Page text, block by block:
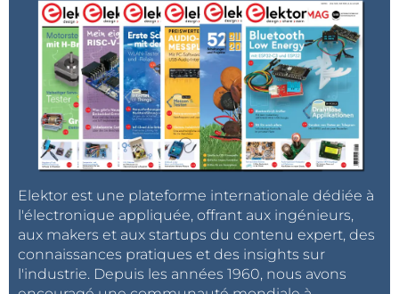
Elektor est une plateforme internationale dédiée à
l'électronique appliquée, offrant aux ingénieurs,
aux makers et aux startups du contenu expert, des
connaissances pratiques et des insights sur
l'industrie. Depuis les années 1960, nous avons